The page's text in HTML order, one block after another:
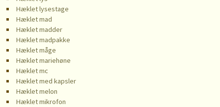
Hæklet lysestage
Hæklet mad
Hæklet madder
Hæklet madpakke
Hæklet måge
Hæklet mariehøne
Hæklet mc
Hæklet med kapsler
Hæklet melon
Hæklet mikrofon